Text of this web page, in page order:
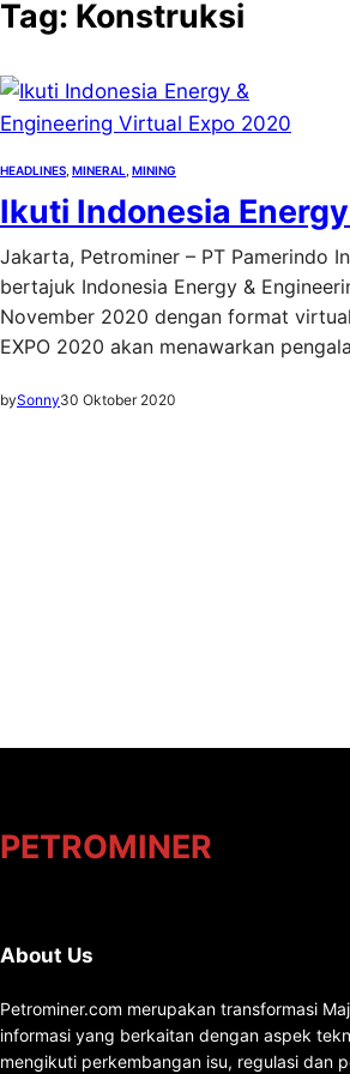
Tag: Konstruksi
HEADLINES MINERAL MINING
Ikuti Indonesia
Jakarta, Petrominer – PT Pamerindo
bertajuk Indonesia Energy &
November 2020 dengan format
EXPO 2020 akan menawarkan
bySonny30 Oktober 2020
PETROMINER
About Us
Petrominer.com merupakan transformasi
informasi yang berkaitan dengan aspek
mengikuti perkembangan isu, regulasi dan